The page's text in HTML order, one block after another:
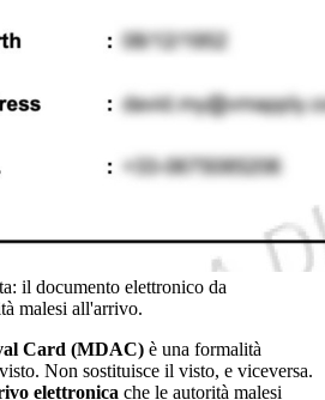
il documento elettronico da
malesi all'arrivo.
Card (MDAC) è una formalità
Non sostituisce il visto, e viceversa.
elettronica che le autorità malesi